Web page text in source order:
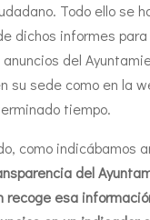
Todo ello se
dichos informes
del
su sede como en la
tiempo.
como indicábamos
del
recoge esa